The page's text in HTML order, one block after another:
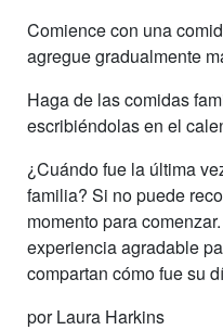
Comience con una
agregue gradualmente
Haga de las comidas
escribiéndolas en el
¿Cuándo fue la última
familia? Si no puede
momento para
experiencia agradable
compartan cómo fue su
por Laura Harkins